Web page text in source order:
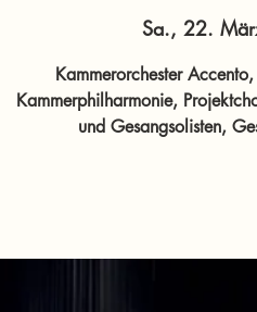
Sa., 22.
Kammerorchester
Kammerphilharmonie,
und Gesangsolisten,